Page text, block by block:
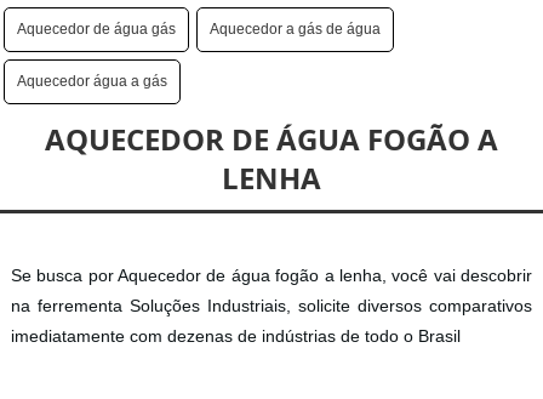
Aquecedor de água gás Aquecedor a gás de água
Aquecedor água a gás
AQUECEDOR DE ÁGUA FOGÃO A
LENHA
Se busca por Aquecedor de água fogão a lenha, você vai descobrir
na ferrementa Soluções Industriais, solicite diversos comparativos
imediatamente com dezenas de indústrias de todo o Brasil